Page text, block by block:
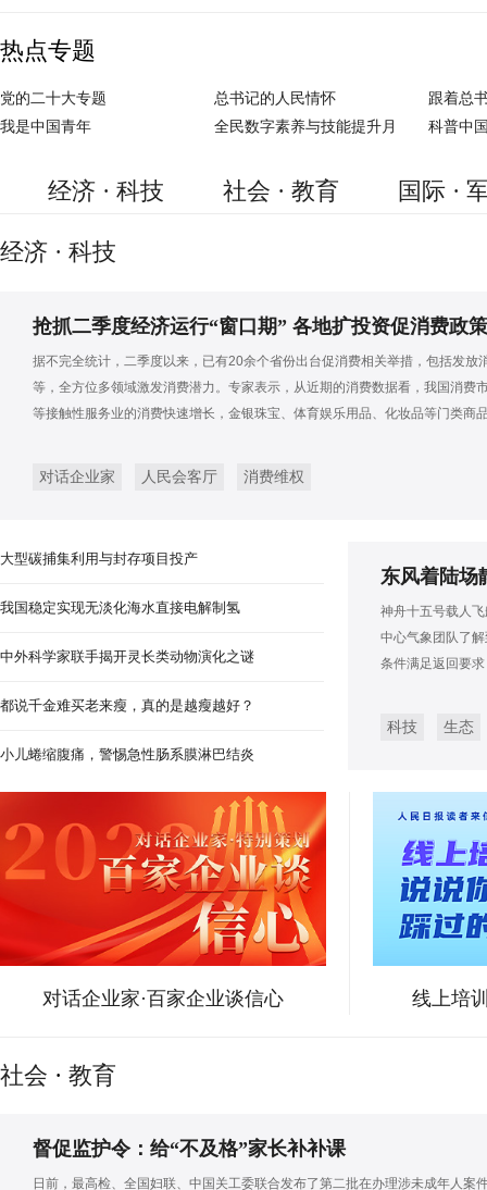
江西宜黄：“农文旅”融合发展 拓宽
热点专题
党的二十大专题 总书记的人民情怀
跟着总
我是中国青年
全民数字素养与技能提升月 科普中
经济 · 科技 社会 · 教育 国际 ·
经济 · 科技
抢抓二季度经济运行“窗口期” 各地扩投资促消费政
据不完全统计，二季度以来，已有20余个省份出台促消费相关举措，包括发放
等，全方位多领域激发消费潜力。专家表示，从近期的消费数据看，我国消费
等接触性服务业的消费快速增长，金银珠宝、体育娱乐用品、化妆品等门类商
对话企业家 人民会客厅 消费维权
东风着陆场
神舟十五号载人
中心气象团队了
条件满足返回要
科技 生态
大型碳捕集利用与封存项目投产
我国稳定实现无淡化海水直接电解制氢
中外科学家联手揭开灵长类动物演化之谜
都说千金难买老来瘦，真的是越瘦越好？
小儿蜷缩腹痛，警惕急性肠系膜淋巴结炎
对话企业家·百家企业谈信心 线上培
社会 · 教育
督促监护令：给“不及格”家长补补课
日前，最高检、全国妇联、中国关工委联合发布了第二批在办理涉未成年人案